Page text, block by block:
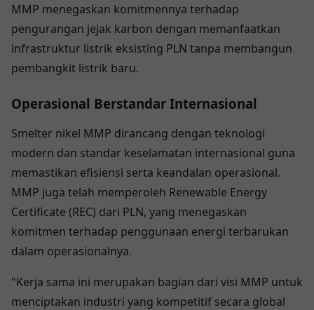
MMP menegaskan komitmennya terhadap
pengurangan jejak karbon dengan memanfaatkan
infrastruktur listrik eksisting PLN tanpa membangun
pembangkit listrik baru.
Operasional Berstandar Internasional
Smelter nikel MMP dirancang dengan teknologi
modern dan standar keselamatan internasional guna
memastikan efisiensi serta keandalan operasional.
MMP juga telah memperoleh Renewable Energy
Certificate (REC) dari PLN, yang menegaskan
komitmen terhadap penggunaan energi terbarukan
dalam operasionalnya.
"Kerja sama ini merupakan bagian dari visi MMP untuk
menciptakan industri yang kompetitif secara global